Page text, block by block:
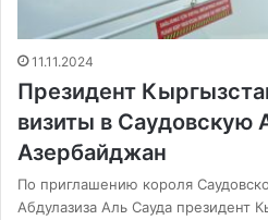
11.11.2024
Президент
визиты в Саудовскую
Азербайджан
По приглашению короля
Абдулазиза Аль Сауда президент